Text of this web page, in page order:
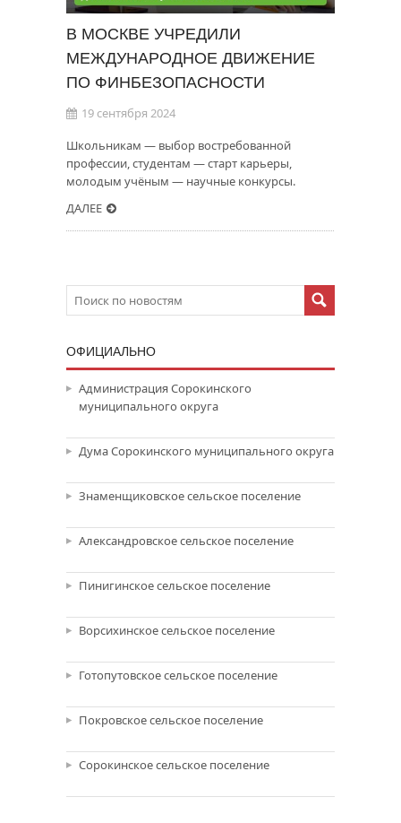
В МОСКВЕ УЧРЕДИЛИ
МЕЖДУНАРОДНОЕ ДВИЖЕНИЕ
ПО ФИНБЕЗОПАСНОСТИ
19 сентября 2024
Школьникам — выбор востребованной
профессии, студентам — старт карьеры,
молодым учёным — научные конкурсы.
ДАЛЕЕ
ОФИЦИАЛЬНО
Администрация Сорокинского
муниципального округа
Дума Сорокинского муниципального округа
Знаменщиковское сельское поселение
Александровское сельское поселение
Пинигинское сельское поселение
Ворсихинское сельское поселение
Готопутовское сельское поселение
Покровское сельское поселение
Сорокинское сельское поселение